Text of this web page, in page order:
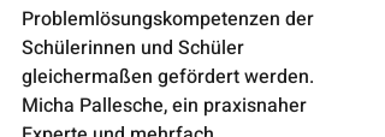
Problemlösungskompetenzen der
Schülerinnen und Schüler
gleichermaßen gefördert werden.
Micha Pallesche, ein praxisnaher